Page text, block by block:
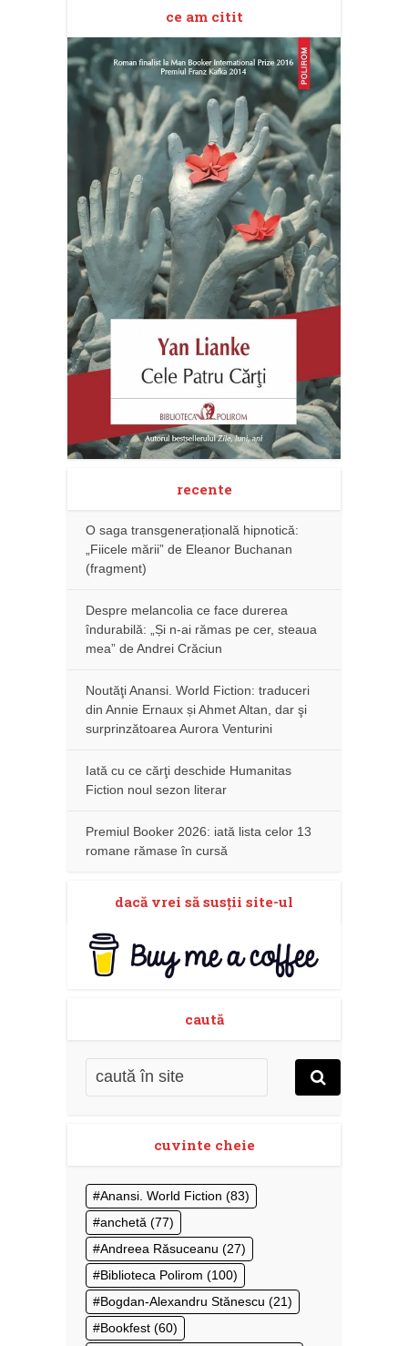
ce am citit
recente
O saga transgenerațională hipnotică:
„Fiicele mării” de Eleanor Buchanan
(fragment)
Despre melancolia ce face durerea
îndurabilă: „Și n-ai rămas pe cer, steaua
mea” de Andrei Crăciun
Noutăţi Anansi. World Fiction: traduceri
din Annie Ernaux și Ahmet Altan, dar şi
surprinzătoarea Aurora Venturini
Iată cu ce cărţi deschide Humanitas
Fiction noul sezon literar
Premiul Booker 2026: iată lista celor 13
romane rămase în cursă
dacă vrei să susţii site-ul
caută
cuvinte cheie
Anansi. World Fiction (83)
anchetă (77)
Andreea Răsuceanu (27)
Biblioteca Polirom (100)
Bogdan-Alexandru Stănescu (21)
Bookfest (60)